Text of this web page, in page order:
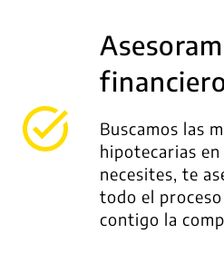
Buscamos las
hipotecarias
necesites, te
todo el
contigo la